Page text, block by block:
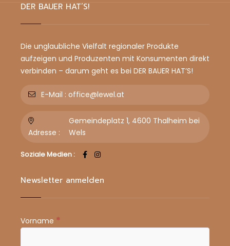
DER BAUER HAT’S!
Die unglaubliche Vielfalt regionaler Produkte
aufzeigen und Produzenten mit Konsumenten direkt
verbinden – darum geht es bei DER BAUER HAT’S!
E-Mail : office@lewel.at
Adresse :
Gemeindeplatz 1, 4600 Thalheim bei
Wels
Soziale Medien :
Newsletter anmelden
Vorname *